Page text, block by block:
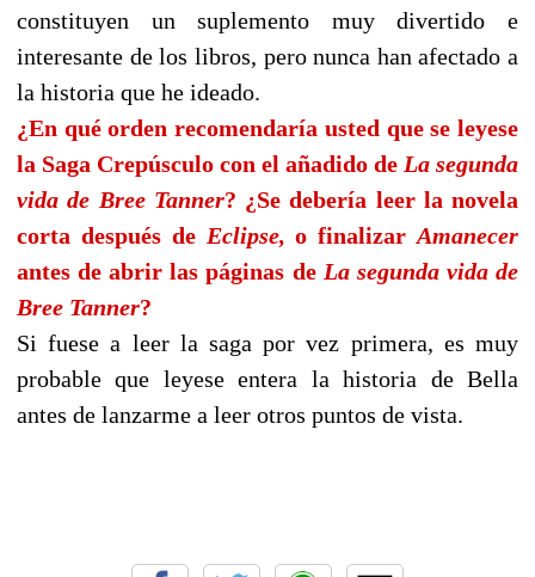
constituyen un suplemento muy divertido e
interesante de los libros, pero nunca han afectado a
la historia que he ideado.
¿En qué orden recomendaría usted que se leyese
la Saga Crepúsculo con el añadido de La segunda
vida de Bree Tanner? ¿Se debería leer la novela
corta después de Eclipse, o finalizar Amanecer
antes de abrir las páginas de La segunda vida de
Bree Tanner?
Si fuese a leer la saga por vez primera, es muy
probable que leyese entera la historia de Bella
antes de lanzarme a leer otros puntos de vista.